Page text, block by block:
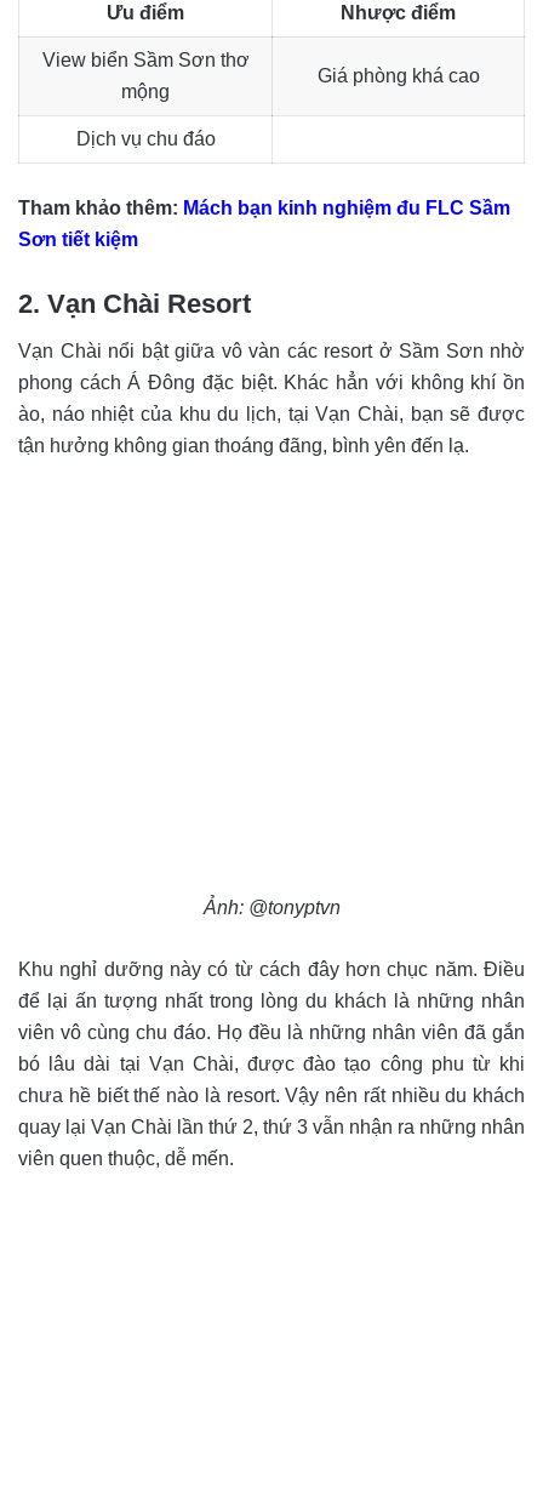
Ưu điểm Nhược điểm
View biển Sầm Sơn thơ
mộng
Giá phòng khá cao
Dịch vụ chu đáo
Tham khảo thêm: Mách bạn kinh nghiệm đu FLC Sầm
Sơn tiết kiệm
2. Vạn Chài Resort
Vạn Chài nổi bật giữa vô vàn các resort ở Sầm Sơn nhờ
phong cách Á Đông đặc biệt. Khác hẳn với không khí ồn
ào, náo nhiệt của khu du lịch, tại Vạn Chài, bạn sẽ được
tận hưởng không gian thoáng đãng, bình yên đến lạ.
Ảnh: @tonyptvn
Khu nghỉ dưỡng này có từ cách đây hơn chục năm. Điều
để lại ấn tượng nhất trong lòng du khách là những nhân
viên vô cùng chu đáo. Họ đều là những nhân viên đã gắn
bó lâu dài tại Vạn Chài, được đào tạo công phu từ khi
chưa hề biết thế nào là resort. Vậy nên rất nhiều du khách
quay lại Vạn Chài lần thứ 2, thứ 3 vẫn nhận ra những nhân
viên quen thuộc, dễ mến.